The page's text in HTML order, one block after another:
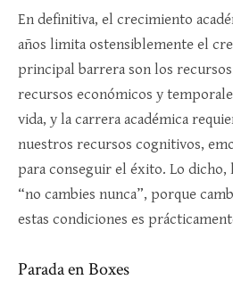
En definitiva, el crecimiento
años limita ostensiblemente el
principal barrera son los
recursos económicos y
vida, y la carrera académica
nuestros recursos cognitivos,
para conseguir el éxito. Lo dicho,
“no cambies nunca”, porque
estas condiciones es
Parada en Boxes